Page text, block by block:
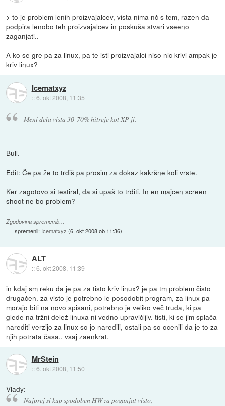
> to je problem lenih proizvajalcev, vista nima nč s tem, razen da
podpira lenobo teh proizvajalcev in poskuša stvari vseeno
zaganjati..
A ko se gre pa za linux, pa te isti proizvajalci niso nic krivi ampak je
kriv linux?
Icematxyz
::6. okt 2008, 11:35
Meni dela vista 30-70% hitreje kot XP-ji.
Bull.
Edit: Če pa že to trdiš pa prosim za dokaz kakršne koli vrste.
Ker zagotovo si testiral, da si upaš to trditi. In en majcen screen
shoot ne bo problem?
Zgodovina sprememb…
spremenil: Icematxyz (6. okt 2008 ob 11:36)
ALT
::6. okt 2008, 11:39
in kdaj sm reku da je pa za tisto kriv linux? je pa tm problem čisto
drugačen. za visto je potrebno le posodobit program, za linux pa
morajo biti na novo spisani, potrebno je veliko več truda, ki pa
glede na tržni delež linuxa ni vedno upravičljiv. tisti, ki se jim splača
narediti verzijo za linux so jo naredili, ostali pa so ocenili da je to za
njih potrata časa.. vsaj zaenkrat.
MrStein
::6. okt 2008, 11:50
Vlady:
Najprej si kup spodoben HW za poganjat visto,